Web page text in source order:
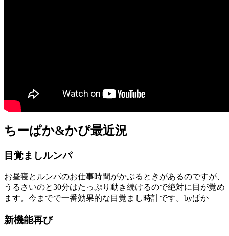
ちーぱか&かぴ最近況
目覚ましルンパ
お昼寝とルンパのお仕事時間がかぶるときがあるのですが、
うるさいのと30分はたっぷり動き続けるので絶対に目が覚め
ます。今までで一番効果的な目覚まし時計です。byぱか
新機能再び